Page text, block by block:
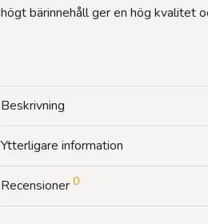
högt bärinnehåll ger en hög kvalitet
Beskrivning
Ytterligare information
Recensioner 0